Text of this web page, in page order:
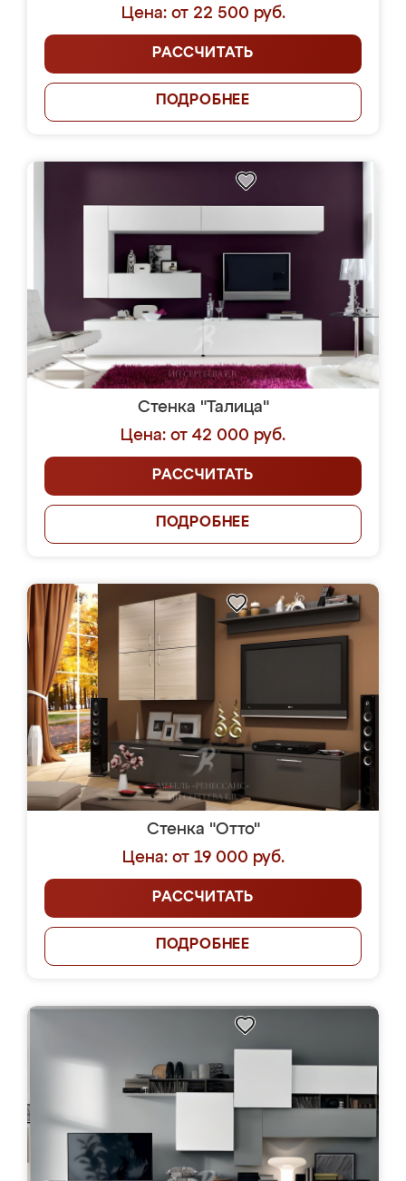
Цена: от 22 500 руб.
РАССЧИТАТЬ
ПОДРОБНЕЕ
Стенка "Талица"
Цена: от 42 000 руб.
РАССЧИТАТЬ
ПОДРОБНЕЕ
Стенка "Отто"
Цена: от 19 000 руб.
РАССЧИТАТЬ
ПОДРОБНЕЕ